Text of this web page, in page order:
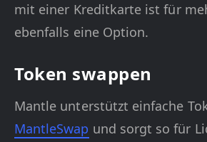
mit einer Kreditkarte ist für
ebenfalls eine Option.
Token swappen
Mantle unterstützt einfache
MantleSwap und sorgt so für